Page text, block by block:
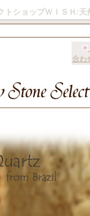
トショップＷＩＳＨ/
合わ